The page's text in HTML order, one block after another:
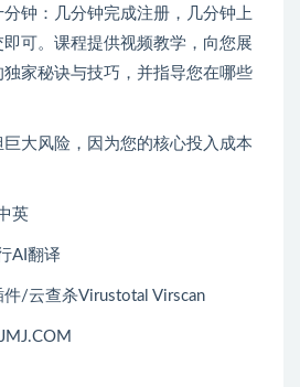
钟：几分钟完成注册，几分钟上
可。课程提供视频教学，向您展
家秘诀与技巧，并指导您在哪些
大风险，因为您的核心投入成本
英
AI翻译
/云查杀Virustotal Virscan